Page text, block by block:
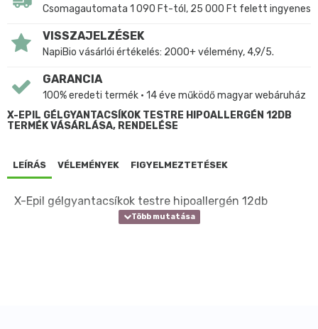
Csomagautomata 1 090 Ft-tól, 25 000 Ft felett ingyenes
VISSZAJELZÉSEK
NapiBio vásárlói értékelés: 2000+ vélemény, 4,9/5.
GARANCIA
100% eredeti termék • 14 éve működő magyar webáruház
X-EPIL GÉLGYANTACSÍKOK TESTRE HIPOALLERGÉN 12DB
TERMÉK VÁSÁRLÁSA, RENDELÉSE
LEÍRÁS VÉLEMÉNYEK FIGYELMEZTETÉSEK
X-Epil gélgyantacsíkok testre hipoallergén 12db